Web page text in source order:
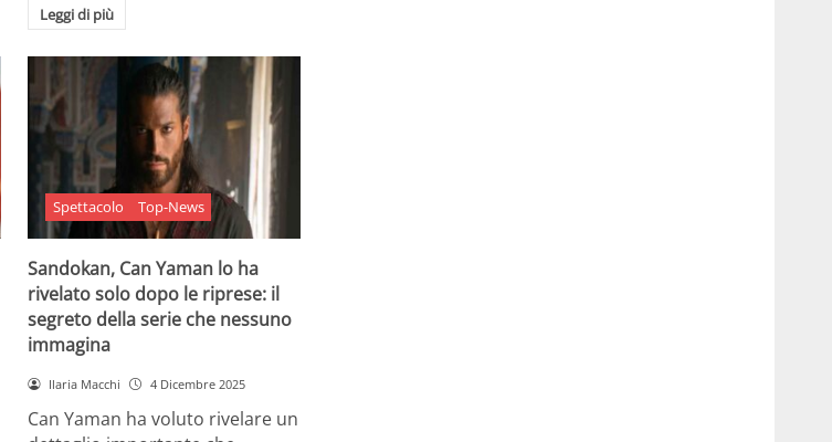
Leggi di più
Spettacolo Top-News
Sandokan, Can Yaman lo ha
rivelato solo dopo le riprese: il
segreto della serie che nessuno
immagina
Ilaria Macchi 4 Dicembre 2025
Can Yaman ha voluto rivelare un